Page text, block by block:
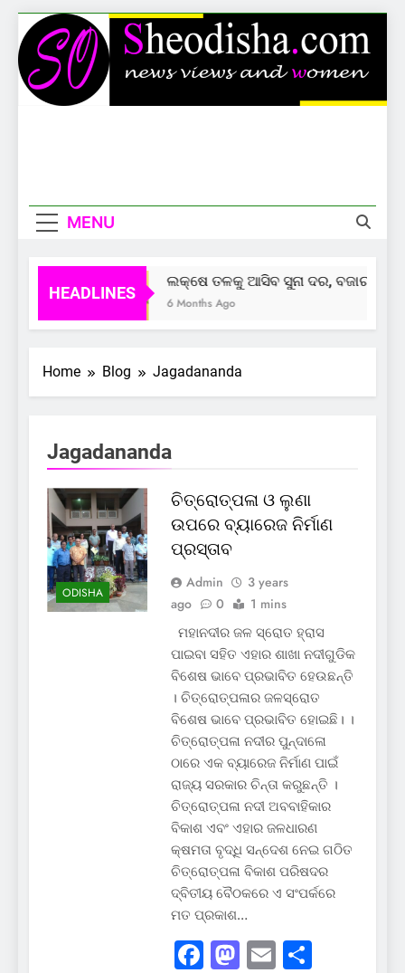
Skip
to
content
MENU
HEADLINES
ଲକ୍ଷେ ତଳକୁ ଆସିବ ସୁନା ଦର, ବଜାର
6 Months Ago
Home Blog Jagadananda
Jagadananda
ODISHA
ଚିତ୍ରୋତ୍ପଳା ଓ ଲୁଣା
ଉପରେ ବ୍ୟାରେଜ ନିର୍ମାଣ
ପ୍ରସ୍ତାବ
Admin
3 years
ago
0 1 mins
ମହାନଦୀର ଜଳ ସ୍ରୋତ ହ୍ରାସ
ପାଇବା ସହିତ ଏହାର ଶାଖା ନଦୀଗୁଡିକ
ବିଶେଷ ଭାବେ ପ୍ରଭାବିତ ହେଉଛନ୍ତି
। ଚିତ୍ରୋତ୍ପଳାର ଜଳସ୍ରୋତ
ବିଶେଷ ଭାବେ ପ୍ରଭାବିତ ହୋଇଛି। ।
ଚିତ୍ରୋତ୍ପଳା ନଦୀର ପୁନ୍ଦାଳୋ
ଠାରେ ଏକ ବ୍ୟାରେଜ ନିର୍ମାଣ ପାଇଁ
ରାଜ୍ୟ ସରକାର ଚିନ୍ତା କରୁଛନ୍ତି ।
ଚିତ୍ରୋତ୍ପଳା ନଦୀ ଅବବାହିକାର
ବିକାଶ ଏବଂ ଏହାର ଜଳଧାରଣ
କ୍ଷମତା ବୃଦ୍ଧି ସନ୍ଦେଶ ନେଇ ଗଠିତ
ଚିତ୍ରୋତ୍ପଳା ବିକାଶ ପରିଷଦର
ଦ୍ବିତୀୟ ବୈଠକରେ ଏ ସଂପର୍କରେ
ମତ ପ୍ରକାଶ…
Facebook
Mastodon
EmailShare